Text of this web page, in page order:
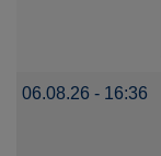
06.08.26 - 16:36